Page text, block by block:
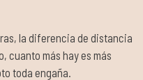
la diferencia de distancia
cuanto más hay es más
toda engaña.